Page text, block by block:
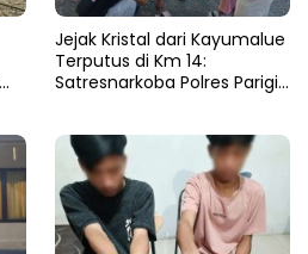
Jejak Kristal dari Kayumalue
Terputus di Km 14:
Satresnarkoba Polres Parigi